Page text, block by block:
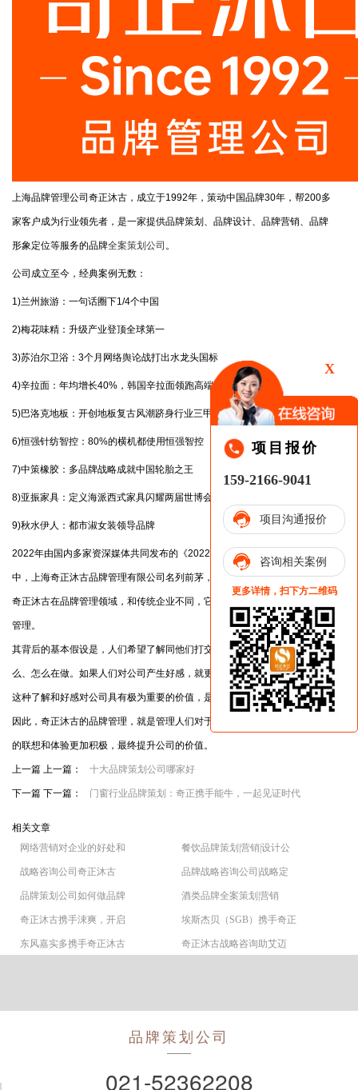
上海品牌管理公司奇正沐古，成立于1992年，策动中国品牌30年，帮200多
家客户成为行业领先者，是一家提供品牌策划、品牌设计、品牌营销、品牌
形象定位等服务的品牌全案策划公司 。
公司成立至今，经典案例无数：
1)兰州旅游：一句话圈下1/4个中国
2)梅花味精：升级产业登顶全球第一
3)苏泊尔卫浴：3个月网络舆论战打出水龙头国标
4)辛拉面：年均增长40%，韩国辛拉面领跑高端方便面。
5)巴洛克地板：开创地板复古风潮跻身行业三甲
6)恒强针纺智控：80%的横机都使用恒强智控
7)中策橡胶：多品牌战略成就中国轮胎之王
8)亚振家具：定义海派西式家具闪耀两届世博会
9)秋水伊人：都市淑女装领导品牌
2022年由国内多家资深媒体共同发布的《2022年中国品牌管理公司排名》
中，上海奇正沐古品牌管理有限公司名列前茅，再次获冠。
奇正沐古在品牌管理领域，和传统企业不同，它是将公司整体作为品牌进行
管理。
其背后的基本假设是，人们希望了解同他们打交道的公司，关心它主张什
么、怎么在做。如果人们对公司产生好感，就更愿意同它打交道、做生意。
这种了解和好感对公司具有极为重要的价值，是公司最重要的资产。
因此，奇正沐古的品牌管理，就是管理人们对于公司的感受，使人们对公司
的联想和体验更加积极，最终提升公司的价值。
上一篇 上一篇： 十大品牌策划公司哪家好
下一篇 下一篇： 门窗行业品牌策划：奇正携手能牛，一起见证时代
相关文章
网络营销对企业的好处和
餐饮品牌策划|营销|设计公
战略咨询公司奇正沐古 品牌战略咨询公司|战略定
品牌策划公司如何做品牌 酒类品牌全案策划|营销
奇正沐古携手涑爽，开启 埃斯杰贝（SGB）携手奇正
东风嘉实多携手奇正沐古 奇正沐古战略咨询助艾迈
品牌策划公司
021-52362208
X
项目报价
159-2166-9041
项目沟通报价
咨询相关案例
更多详情，扫下方二维码